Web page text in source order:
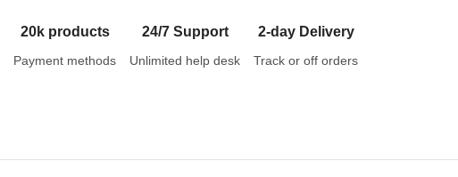
20k products
Payment methods
24/7 Support
Unlimited help desk
2-day Delivery
Track or off orders